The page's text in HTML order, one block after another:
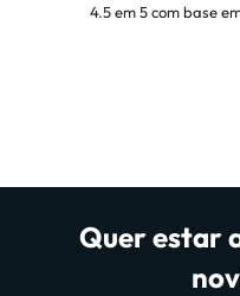
4.5 em 5 com base
Quer estar